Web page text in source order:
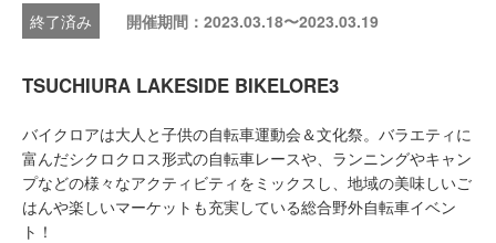
開催期間：2023.03.18〜2023.03.19
TSUCHIURA LAKESIDE BIKELORE3
バイクロアは大人と子供の自転車運動会＆文化祭。バラエティに
富んだシクロクロス形式の自転車レースや、ランニングやキャン
プなどの様々なアクティビティをミックスし、地域の美味しいご
はんや楽しいマーケットも充実している総合野外自転車イベン
ト！